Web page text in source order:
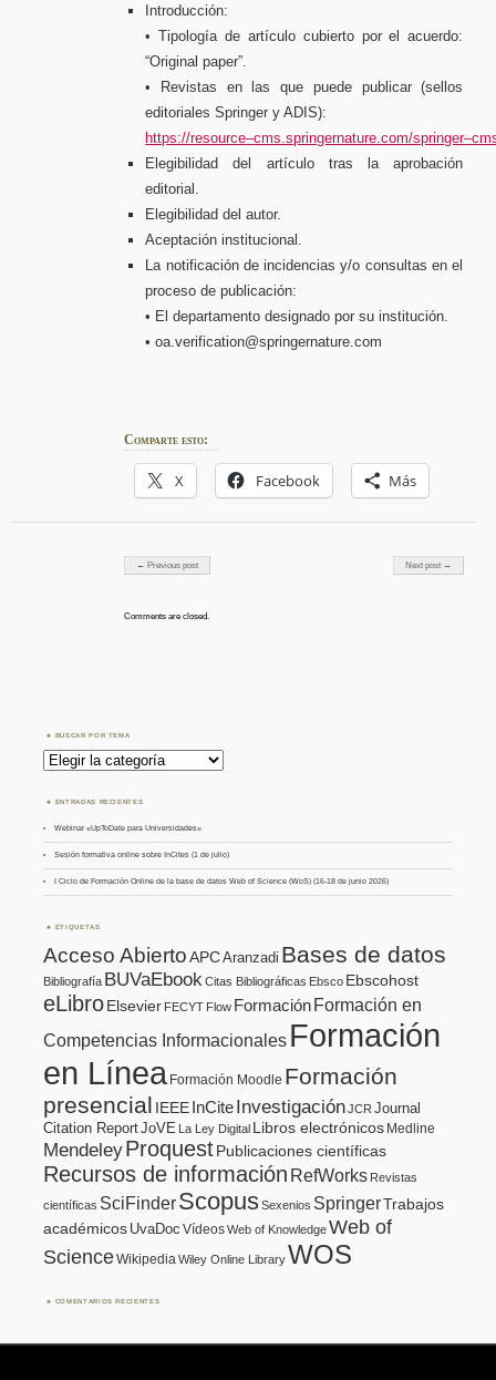
Introducción:
• Tipología de artículo cubierto por el acuerdo:
“Original paper”.
•
Revistas en las que puede publicar (sellos
editoriales Springery ADIS):
https://resource–cms.springernature.com/springer–
Elegibilidad del artículo tras la aprobación
editorial.
Elegibilidad del autor.
Aceptación institucional.
La notificación de incidencias y/o consultas en el
proceso depublicación:
• El departamento designado por su institución.
• oa.verification@springernature.com
Comparte esto:
X Facebook Más
Post navigation
← Previous post Next post →
Comments are closed.
BUSCAR POR TEMA
Buscar
por
Tema
ENTRADAS RECIENTES
Webinar «UpToDate para Universidades»
Sesión formativa online sobre InCites (1 de julio)
I Ciclo de Formación Online de la base de datos Web of Science (WoS) (16-18 de junio 2026)
ETIQUETAS
Acceso AbiertoAPCAranzadi Bases de datos
Bibliografía BUVaEbook Citas Bibliográficas Ebsco Ebscohost
eLibroElsevier FECYT Flow FormaciónFormación en
Competencias Informacionales Formación
en Línea Formación Moodle Formación
presencial IEEE InCiteInvestigaciónJCR Journal
Citation ReportJoVE La Ley Digital Libros electrónicos Medline
MendeleyProquestPublicaciones científicas
Recursos de información RefWorks Revistas
científicas SciFinderScopusSexenios SpringerTrabajos
académicos UvaDoc VídeosWeb of KnowledgeWeb of
ScienceWikipedia Wiley Online LibraryWOS
COMENTARIOS RECIENTES